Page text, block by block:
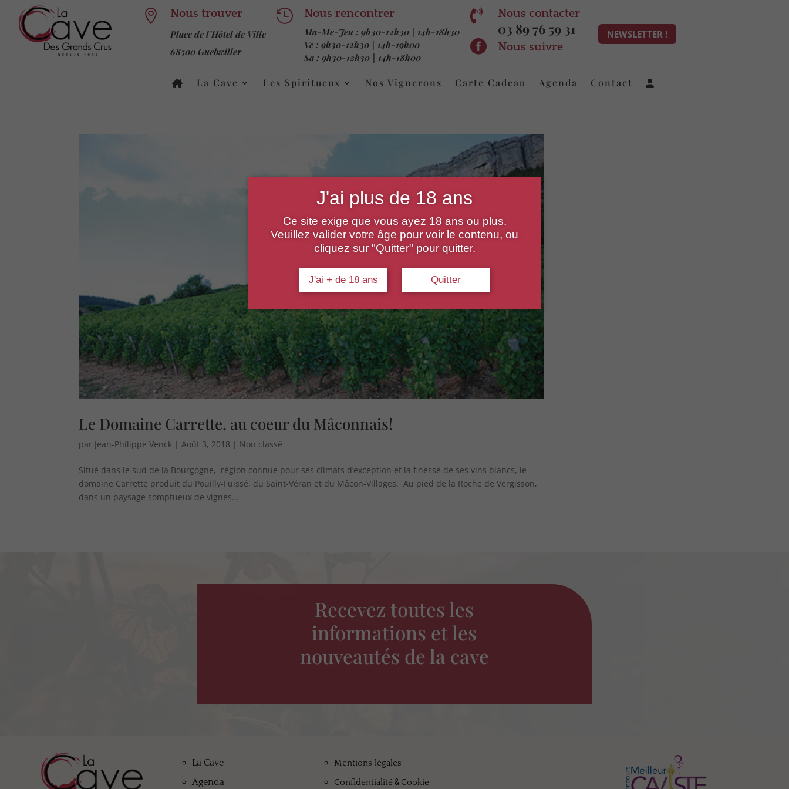
 Nous trouver
Place de l’Hôtel de Ville
68500 Guebwiller
 Nous rencontrer
Ma-Me-Jeu : 9h30-12h30 | 14h-18h30
Ve : 9h30-12h30 | 14h-19h00
Sa : 9h30-12h30 | 14h-18h00
 Nous contacter
03 89 76 59 31
 Nous suivre
NEWSLETTER !
La Cave Les Spiritueux Nos Vignerons Carte Cadeau Agenda Contact
Le Domaine Carrette, au coeur du Mâconnais!
par Jean-Philippe Venck |Août 3, 2018 | Non classé
Situé dans le sud de la Bourgogne, région connue pour ses climats d’exception et la finesse de ses vins blancs, le
domaine Carrette produit du Pouilly-Fuissé, du Saint-Véran et du Mâcon-Villages. Au pied de la Roche de Vergisson,
dans un paysage somptueux de vignes...
Recevez toutes les
informations et les
nouveautés de la cave
La Cave
Agenda
Mentions légales
Confidentialité & Cookie
J'ai plus de 18 ans
Ce site exige que vous ayez 18 ans ou plus.
Veuillez valider votre âge pour voir le contenu, ou
cliquez sur "Quitter" pour quitter.
J'ai + de 18 ans Quitter